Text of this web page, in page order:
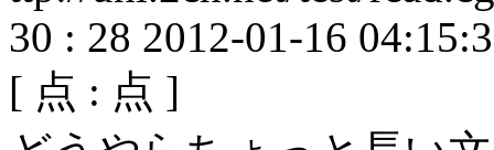
30 : 28 2012-01-16
[ 点 : 点 ]